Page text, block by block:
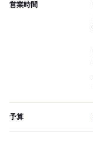
営業時間
予算